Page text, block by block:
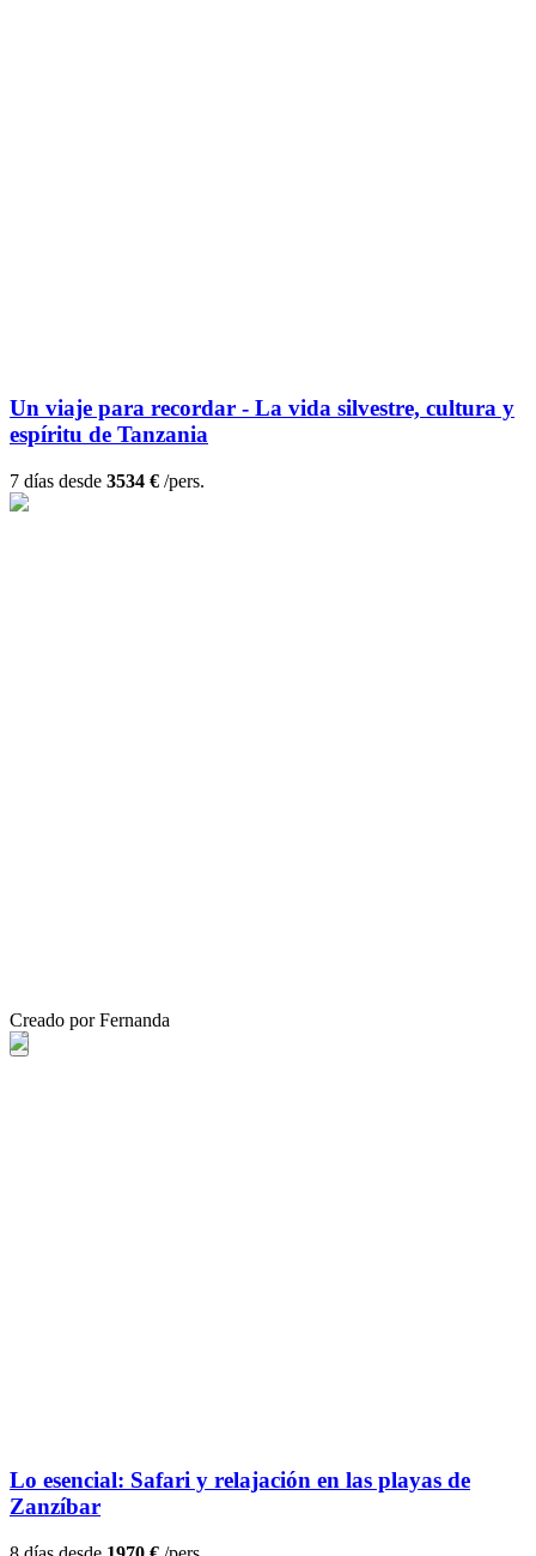
Un viaje para recordar - La vida silvestre, cultura y
espíritu de Tanzania
7 días desde 3534 € /pers.
Creado por Fernanda
Lo esencial: Safari y relajación en las playas de
Zanzíbar